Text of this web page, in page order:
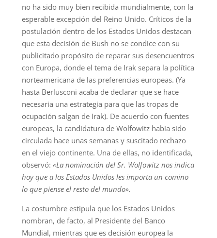
no ha sido muy bien recibida mundialmente, con la
esperable excepción del Reino Unido. Críticos de la
postulación dentro de los Estados Unidos destacan
que esta decisión de Bush no se condice con su
publicitado propósito de reparar sus desencuentros
con Europa, donde el tema de Irak separa la política
norteamericana de las preferencias europeas. (Ya
hasta Berlusconi acaba de declarar que se hace
necesaria una estrategia para que las tropas de
ocupación salgan de Irak). De acuerdo con fuentes
europeas, la candidatura de Wolfowitz había sido
circulada hace unas semanas y suscitado rechazo
en el viejo continente. Una de ellas, no identificada,
observó: «La nominación del Sr. Wolfowitz nos indica
hoy que a los Estados Unidos les importa un comino
lo que piense el resto del mundo».
La costumbre estipula que los Estados Unidos
nombran, de facto, al Presidente del Banco
Mundial, mientras que es decisión europea la